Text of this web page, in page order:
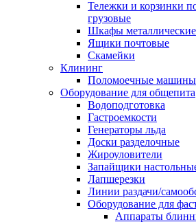
Тележки и корзинки
грузовые
Шкафы металлические
Ящики почтовые
Скамейки
Клининг
Поломоечные машины
Оборудование для общепита
Водоподготовка
Гастроемкости
Генераторы льда
Доски разделочные
Жироуловители
Запайщики
Лапшерезки
Линии раздачи/
Оборудование для
Аппараты